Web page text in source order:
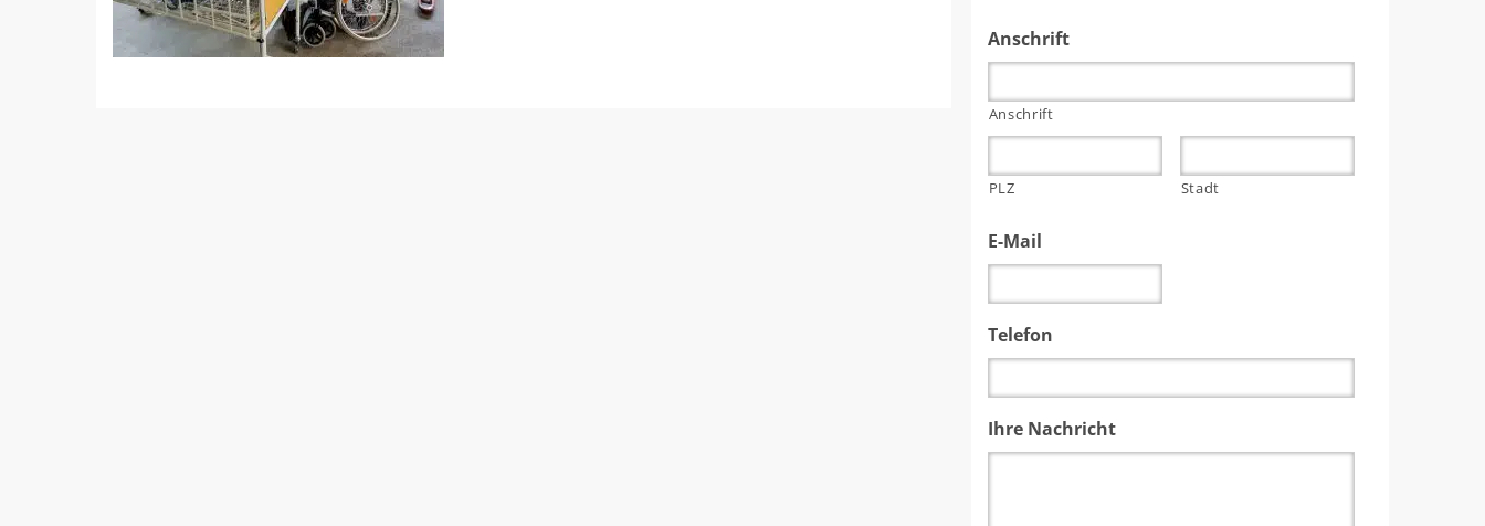
Anschrift
Anschrift
PLZ Stadt
E-Mail
Telefon
Ihre Nachricht